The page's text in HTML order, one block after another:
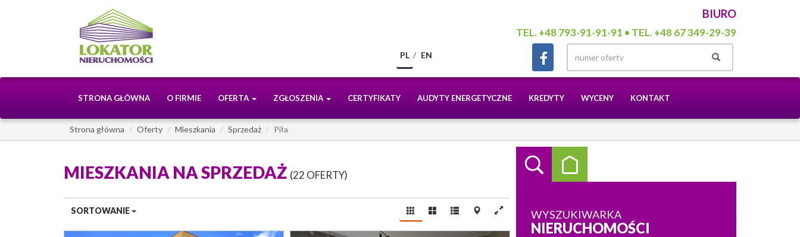
BIURO
TEL. +48 793-91-91-91 • TEL. +48 67 349-29-39
PL EN
STRONA GŁÓWNA O FIRMIE OFERTA ZGŁOSZENIA CERTYFIKATY AUDYTY ENERGETYCZNE KREDYTY WYCENY KONTAKT
Strona główna Oferty Mieszkania Sprzedaż Piła
WYSZUKIWARKA
NIERUCHOMOŚCI
MIESZKANIA NA SPRZEDAŻ 22 OFERTY
SORTOWANIE